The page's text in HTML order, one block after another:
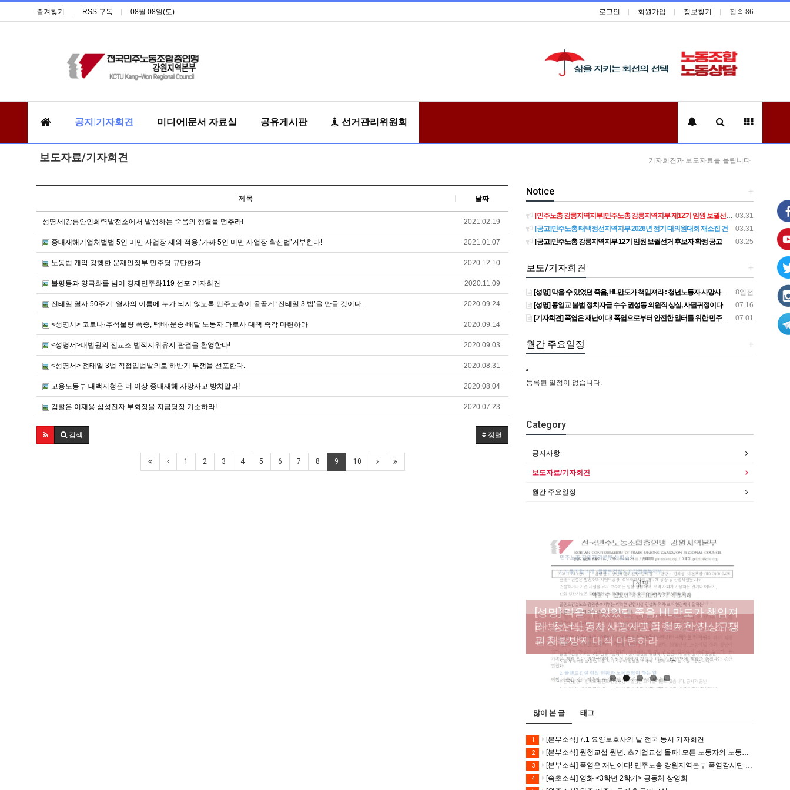
즐겨찾기 RSS 구독 08월 08일(토) 로그인 회원가입 정보찾기 접속 86
공지|기자회견 미디어|문서 자료실 공유게시판 선거관리위원회
보도자료/기자회견 기자회견과 보도자료를 올립니다
제목 날짜
성명서]강릉안인화력발전소에서 발생하는 죽음의 행렬을 멈추라! 2021.02.19
중대재해기업처벌법 5인 미만 사업장 제외 적용,‘가짜 5인 미만 사업장 확산법’거부한다! 2021.01.07
노동법 개악 강행한 문재인정부 민주당 규탄한다 2020.12.10
불평등과 양극화를 넘어 경제민주화119 선포 기자회견 2020.11.09
전태일 열사 50주기. 열사의 이름에 누가 되지 않도록 민주노총이 올곧게 ‘전태일 3 법’을 만들 것이다. 2020.09.24
<성명서> 코로나·추석물량 폭증, 택배·운송·배달 노동자 과로사 대책 즉각 마련하라 2020.09.14
<성명서>대법원의 전교조 법적지위유지 판결을 환영한다! 2020.09.03
<성명서> 전태일 3법 직접입법발의로 하반기 투쟁을 선포한다. 2020.08.31
고용노동부 태백지청은 더 이상 중대재해 사망사고 방치말라! 2020.08.04
검찰은 이재용 삼성전자 부회장을 지금당장 기소하라! 2020.07.23
정렬
검색
1 2 3 4 5 6 7 8 9 10
+
Notice
03.31
[민주노총 강릉지역지부]민주노총 강릉지역지부 제12기 임원 보궐선거결과 공고
03.31
[공고]민주노총 태백정선지역지부 2026년 정기 대의원대회 재소집 건
03.25
[공고]민주노총 강릉지역지부 12기 임원 보궐선거 후보자 확정 공고
+
보도/기자회견
8일전
[성명] 막을 수 있었던 죽음, HL만도가 책임져라 : 청년노동자 사망사고의 철저한 진상규명과 재발방지 대책 마련하라
07.16
[성명] 통일교 불법 정치자금 수수 권성동 의원직 상실, 사필귀정이다
07.01
[기자회견] 폭염은 재난이다! 폭염으로부터 안전한 일터를 위한 민주노총 강원지역본부 폭염감시단 선포 기자회견
+
월간 주요일정
등록된 일정이 없습니다.
Category
공지사항
보도자료/기자회견
월간 주요일정
[성명] 막을 수 있었던 죽음, HL만도가 책임져
라 : 청년노동자 사망사고의 철저한 진상규명
과 재발방지 대책 마련하라
[산별소식] 건설산업연맹 플랜트건설노조 강
원충북지부
[강릉,속초,원주,춘천] 폭염감시단 사업 이모저
모
[조합원☆인터뷰] 서비스연맹 전국학교비정
규직노동조합 강원지부 김유미 춘천지회장
[본부소식] 강원지역 노동자 합창단 모임
많이 본 글 태그
1 [본부소식] 7.1 요양보호사의 날 전국 동시 기자회견
2 [본부소식] 원청교섭 원년. 초기업교섭 돌파! 모든 노동자의 노동기본권 쟁취! 민주노총 7.15 총파업대회
3 [본부소식] 폭염은 재난이다! 민주노총 강원지역본부 폭염감시단 선포 기자회견
4 [속초소식] 영화 <3학년 2학기> 공동체 상영회